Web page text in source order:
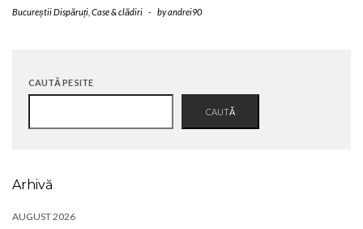
Bucureștii Dispăruți Case & clădiri - byandrei90
CAUTĂ PE SITE
CAUTĂ
Arhivă
AUGUST 2026